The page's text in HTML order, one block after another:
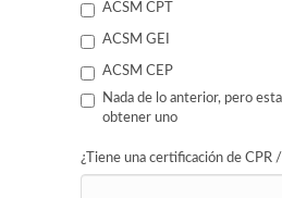
ACSM CPT
ACSM GEI
ACSM CEP
Nada de lo anterior, pero
obtener uno
¿Tiene una certificación de CPR